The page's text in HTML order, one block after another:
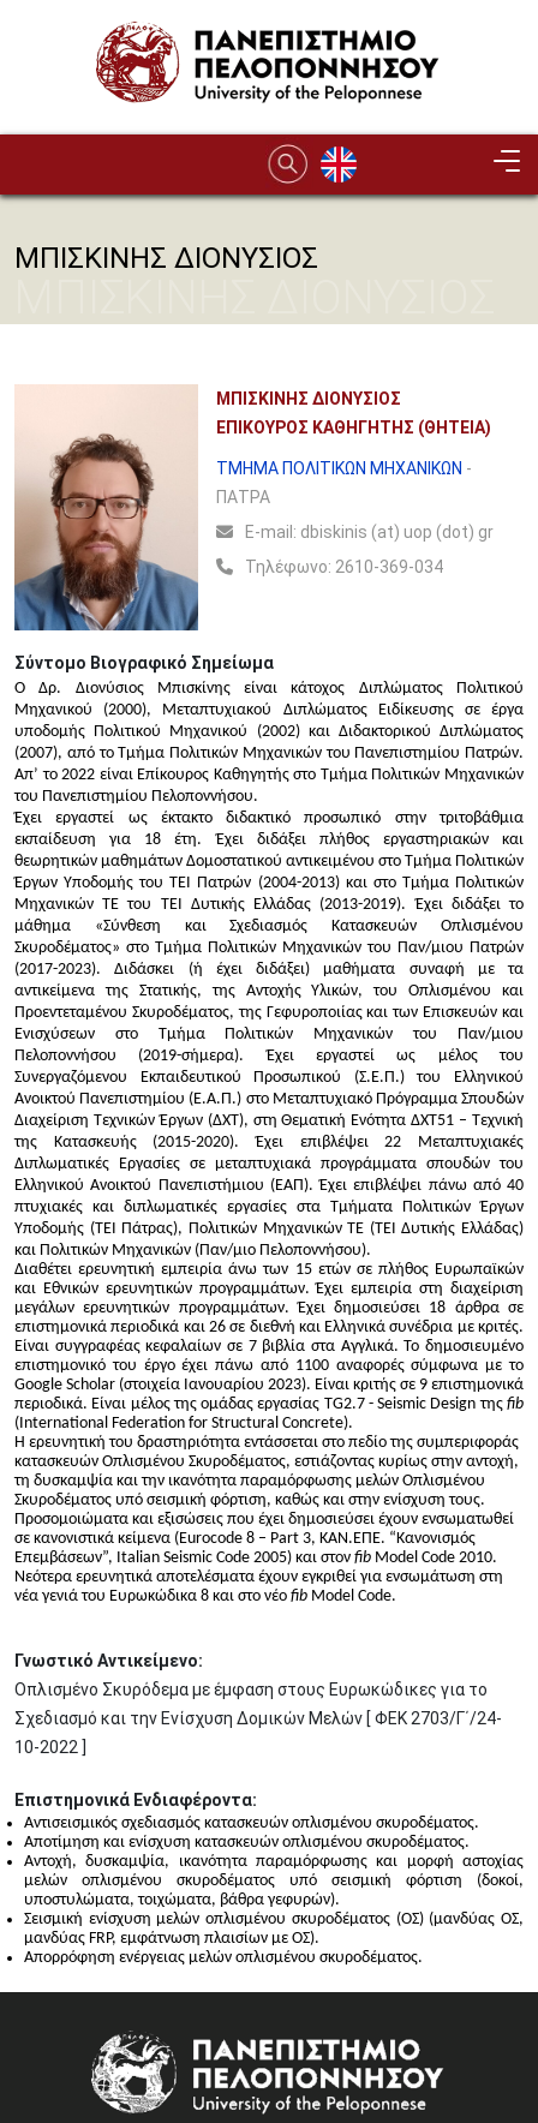
ΜΠΙΣΚΙΝΗΣ ΔΙΟΝΥΣΙΟΣ
ΜΠΙΣΚΙΝΗΣ ΔΙΟΝΥΣΙΟΣ
ΕΠΙΚΟΥΡΟΣ ΚΑΘΗΓΗΤΗΣ (ΘΗΤΕΙΑ)
ΤΜΗΜΑ ΠΟΛΙΤΙΚΩΝ ΜΗΧΑΝΙΚΩΝ -
ΠΑΤΡΑ
Ε-mail: dbiskinis (at) uop (dot) gr
Τηλέφωνο: 2610-369-034
Σύντομο Βιογραφικό Σημείωμα
Ο Δρ. Διονύσιος Μπισκίνης είναι κάτοχος Διπλώματος Πολιτικού
Μηχανικού (2000), Μεταπτυχιακού Διπλώματος Ειδίκευσης σε έργα
υποδομής Πολιτικού Μηχανικού (2002) και Διδακτορικού Διπλώματος
(2007), από το Τμήμα Πολιτικών Μηχανικών του Πανεπιστημίου Πατρών.
Απ’ το 2022 είναι Επίκουρος Καθηγητής στο Τμήμα Πολιτικών Μηχανικών
του Πανεπιστημίου Πελοποννήσου.
Έχει εργαστεί ως έκτακτο διδακτικό προσωπικό στην τριτοβάθμια
εκπαίδευση για 18 έτη. Έχει διδάξει πλήθος εργαστηριακών και
θεωρητικών μαθημάτων Δομοστατικού αντικειμένου στο Τμήμα Πολιτικών
Έργων Υποδομής του ΤΕΙ Πατρών (2004-2013) και στο Τμήμα Πολιτικών
Μηχανικών ΤΕ του ΤΕΙ Δυτικής Ελλάδας (2013-2019). Έχει διδάξει το
μάθημα «Σύνθεση και Σχεδιασμός Κατασκευών Οπλισμένου
Σκυροδέματος» στο Τμήμα Πολιτικών Μηχανικών του Παν/μιου Πατρών
(2017-2023). Διδάσκει (ή έχει διδάξει) μαθήματα συναφή με τα
αντικείμενα της Στατικής, της Αντοχής Υλικών, του Οπλισμένου και
Προεντεταμένου Σκυροδέματος, της Γεφυροποιίας και των Επισκευών και
Ενισχύσεων στο Τμήμα Πολιτικών Μηχανικών του Παν/μιου
Πελοποννήσου (2019-σήμερα). Έχει εργαστεί ως μέλος του
Συνεργαζόμενου Εκπαιδευτικού Προσωπικού (Σ.Ε.Π.) του Ελληνικού
Ανοικτού Πανεπιστημίου (Ε.Α.Π.) στο Μεταπτυχιακό Πρόγραμμα Σπουδών
Διαχείριση Τεχνικών Έργων (ΔΧΤ), στη Θεματική Ενότητα ΔΧΤ51 – Τεχνική
της Κατασκευής (2015-2020). Έχει επιβλέψει 22 Μεταπτυχιακές
Διπλωματικές Εργασίες σε μεταπτυχιακά προγράμματα σπουδών του
Ελληνικού Ανοικτού Πανεπιστήμιου (ΕΑΠ). Έχει επιβλέψει πάνω από 40
πτυχιακές και διπλωματικές εργασίες στα Τμήματα Πολιτικών Έργων
Υποδομής (ΤΕΙ Πάτρας), Πολιτικών Μηχανικών ΤΕ (ΤΕΙ Δυτικής Ελλάδας)
και Πολιτικών Μηχανικών (Παν/μιο Πελοποννήσου).
Διαθέτει ερευνητική εμπειρία άνω των 15 ετών σε πλήθος Ευρωπαϊκών
και Εθνικών ερευνητικών προγραμμάτων. Έχει εμπειρία στη διαχείριση
μεγάλων ερευνητικών προγραμμάτων. Έχει δημοσιεύσει 18 άρθρα σε
επιστημονικά περιοδικά και 26 σε διεθνή και Ελληνικά συνέδρια με κριτές.
Είναι συγγραφέας κεφαλαίων σε 7 βιβλία στα Αγγλικά. Το δημοσιευμένο
επιστημονικό του έργο έχει πάνω από 1100 αναφορές σύμφωνα με το
Google Scholar (στοιχεία Ιανουαρίου 2023). Είναι κριτής σε 9 επιστημονικά
περιοδικά. Είναι μέλος της ομάδας εργασίας TG2.7 - Seismic Design της fib
(International Federation for Structural Concrete).
Η ερευνητική του δραστηριότητα εντάσσεται στο πεδίο της συμπεριφοράς
κατασκευών Οπλισμένου Σκυροδέματος, εστιάζοντας κυρίως στην αντοχή,
τη δυσκαμψία και την ικανότητα παραμόρφωσης μελών Οπλισμένου
Σκυροδέματος υπό σεισμική φόρτιση, καθώς και στην ενίσχυση τους.
Προσομοιώματα και εξισώσεις που έχει δημοσιεύσει έχουν ενσωματωθεί
σε κανονιστικά κείμενα (Eurocode 8 – Part 3, ΚΑΝ.ΕΠΕ. “Κανονισμός
Επεμβάσεων”, Italian Seismic Code 2005) και στον fib Model Code 2010.
Νεότερα ερευνητικά αποτελέσματα έχουν εγκριθεί για ενσωμάτωση στη
νέα γενιά του Ευρωκώδικα 8 και στο νέο fib Model Code.
Γνωστικό Αντικείμενο:
Οπλισμένο Σκυρόδεμα με έμφαση στους Ευρωκώδικες για το
Σχεδιασμό και την Ενίσχυση Δομικών Μελών [ ΦΕΚ 2703/Γ΄/24-
10-2022 ]
Επιστημονικά Ενδιαφέροντα:
Αντισεισμικός σχεδιασμός κατασκευών οπλισμένου σκυροδέματος.
Αποτίμηση και ενίσχυση κατασκευών οπλισμένου σκυροδέματος.
Αντοχή, δυσκαμψία, ικανότητα παραμόρφωσης και μορφή αστοχίας
μελών οπλισμένου σκυροδέματος υπό σεισμική φόρτιση (δοκοί,
υποστυλώματα, τοιχώματα, βάθρα γεφυρών).
Σεισμική ενίσχυση μελών οπλισμένου σκυροδέματος (ΟΣ) (μανδύας ΟΣ,
μανδύας FRP, εμφάτνωση πλαισίων με ΟΣ).
Απορρόφηση ενέργειας μελών οπλισμένου σκυροδέματος.